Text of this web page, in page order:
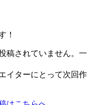
！
稿されていません。一
イターにとって次回作